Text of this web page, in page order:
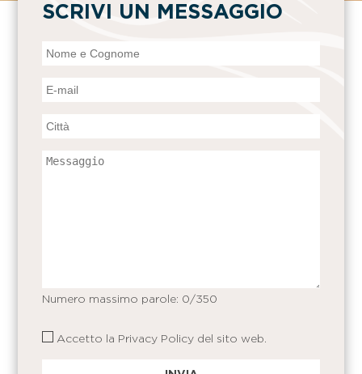
SCRIVI UN MESSAGGIO
Numero massimo parole: 0/350
Accetto la Privacy Policy del sito web.